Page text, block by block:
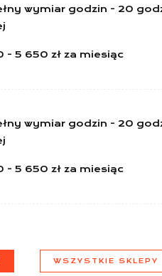
wymiar godzin - 20
- 5 650 zł za miesiąc
wymiar godzin - 20
- 5 650 zł za miesiąc
WSZYSTKIE SKLEPY